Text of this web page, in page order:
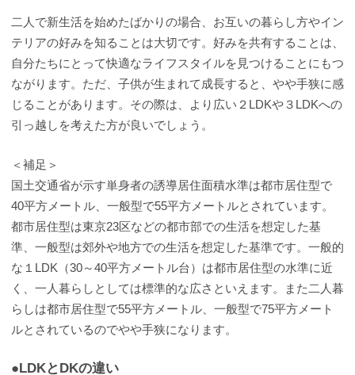
二人で新生活を始めたばかりの場合、お互いの暮らし方やイン
テリアの好みを知ることは大切です。好みを共有することは、
自分たちにとって快適なライフスタイルを見つけることにもつ
ながります。ただ、子供が生まれて成長すると、やや手狭に感
じることがあります。その際は、より広い２LDKや３LDKへの
引っ越しを考えた方が良いでしょう。
＜補足＞
国土交通省が示す単身者の誘導居住面積水準は都市居住型で
40平方メートル、一般型で55平方メートルとされています。
都市居住型は東京23区などの都市部での生活を想定した基
準、一般型は郊外や地方での生活を想定した基準です。一般的
な１LDK（30～40平方メートル台）は都市居住型の水準に近
く、一人暮らしとしては標準的な広さといえます。また二人暮
らしは都市居住型で55平方メートル、一般型で75平方メート
ルとされているのでやや手狭になります。
●LDKとDKの違い